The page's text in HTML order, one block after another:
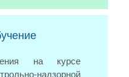
на курсе
надзорной